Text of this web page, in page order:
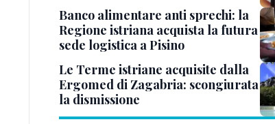
Banco alimentare anti sprechi: la
Regione istriana acquista la futura
sede logistica a Pisino
Le Terme istriane acquisite dalla
Ergomed di Zagabria: scongiurata
la dismissione